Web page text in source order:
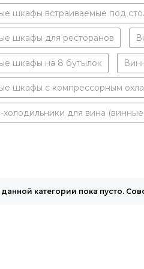
шкафы встраиваемые под
шкафы для ресторанов
шкафы на 8 бутылок
шкафы с компрессорным
для вина
категории пока пусто.